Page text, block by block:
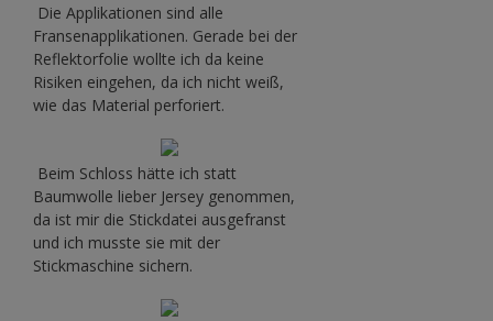
Die Applikationen sind alle
Fransenapplikationen. Gerade bei der
Reflektorfolie wollte ich da keine
Risiken eingehen, da ich nicht weiß,
wie das Material perforiert.
Beim Schloss hätte ich statt
Baumwolle lieber Jersey genommen,
da ist mir die Stickdatei ausgefranst
und ich musste sie mit der
Stickmaschine sichern.